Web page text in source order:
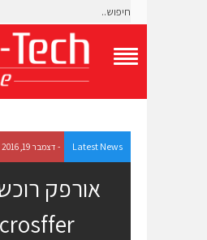
g
l
e
N
Latest News - דצמבר 19, 2016
אורפק